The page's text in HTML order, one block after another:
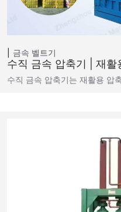
금속 벨트기
수직 금속 압축기 | 재활
수직 금속 압축기는 재활용 압